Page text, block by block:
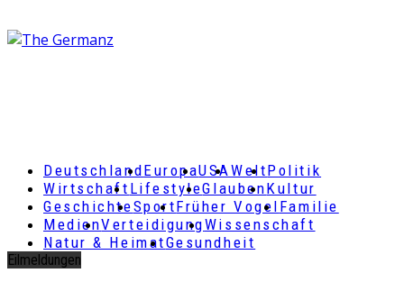
DeutschlandEuropaUSAWeltPolitik
Wirtschaft LifestyleGlaubenKultur
GeschichteSportFrüher Vogel Familie
MedienVerteidigungWissenschaft
Natur & HeimatGesundheit
Eilmeldungen